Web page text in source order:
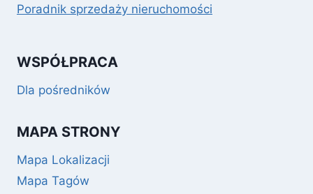
Poradnik sprzedaży nieruchomości
WSPÓŁPRACA
Dla pośredników
MAPA STRONY
Mapa Lokalizacji
Mapa Tagów